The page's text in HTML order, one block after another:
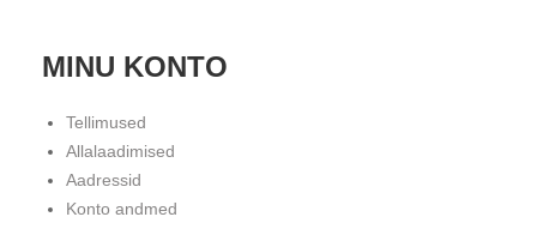
MINU KONTO
Tellimused
Allalaadimised
Aadressid
Konto andmed